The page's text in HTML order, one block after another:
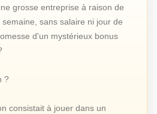
grosse entreprise à raison de
sans salaire ni jour de
d'un mystérieux bonus
?
consistait à jouer dans un